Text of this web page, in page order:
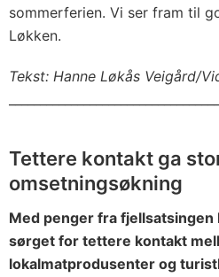
sommerferien. Vi ser fram til
Løkken.
Tekst: Hanne Løkås Veigård/
Tettere kontakt ga
omsetningsøkning
Med penger fra fjellsatsingen
sørget for tettere kontakt
lokalmatprodusenter og